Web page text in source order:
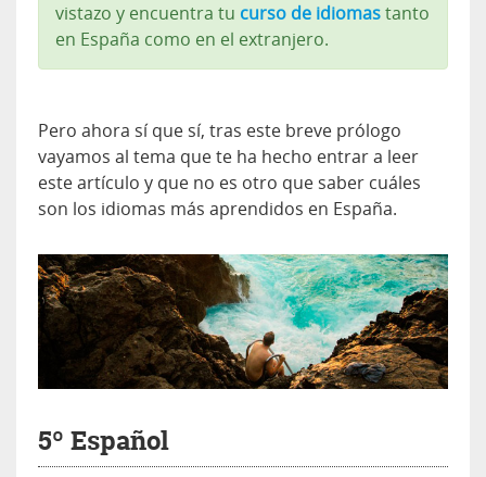
vistazo y encuentra tu curso de idiomastanto
en España como en el extranjero.
Pero ahora sí que sí, tras este breve prólogo
vayamos al tema que te ha hecho entrar a leer
este artículo y que no es otro que saber cuáles
son los idiomas más aprendidos en España.
5º Español